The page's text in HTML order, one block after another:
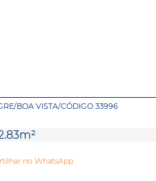
/BOA VISTA/CÓDIGO 33996
no WhatsApp